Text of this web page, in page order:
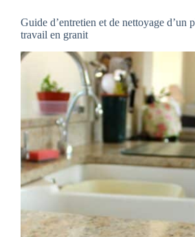
Guide d’entretien et de nettoyage d’un
travail en granit